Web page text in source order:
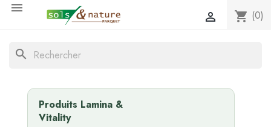

shopping_cart (0)

search
Produits Lamina &
Vitality